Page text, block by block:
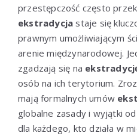
przestępczość często
ekstradycja staje się
prawnym umożliwiającym
arenie międzynarodowej.
zgadzają się na
osób na ich terytorium.
mają formalnych umów
globalne zasady i wyjątki
dla każdego, kto działa w